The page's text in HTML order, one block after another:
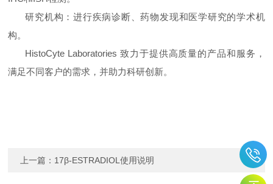
研究机构：进行疾病诊断、药物发现和医学研究的学术机
构。
HistoCyte Laboratories 致力于提供高质量的产品和服务，
满足不同客户的需求，并助力科研创新。
上一篇： 17β-ESTRADIOL使用说明